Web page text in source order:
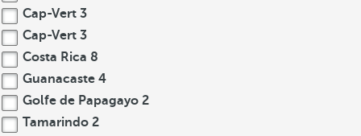
Cap-Vert 3
Cap-Vert 3
Costa Rica 8
Guanacaste 4
Golfe de Papagayo 2
Tamarindo 2